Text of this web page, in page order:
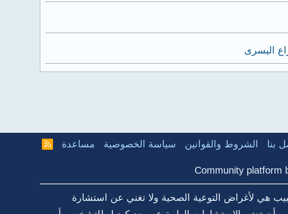
اليسرى
بنا الشروط والقوانين سياسة الخصوصية مساعدة
Community platform
هي لأغراض التوعية الصحية ولا تغني عن استشارة